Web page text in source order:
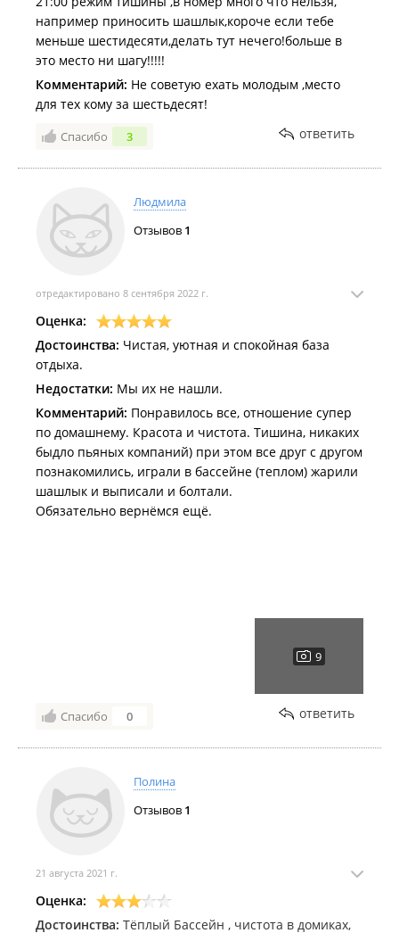
Отзыв от души, жалко что такое красивое место
умирает.
например приносить шашлык,короче если тебе
меньше шестидесяти,делать тут нечего!больше в
это место ни шагу!!!!!
Комментарий: Не советую ехать молодым ,место
для тех кому за шестьдесят!
Спасибо 3 ответить
Людмила
Отзывов 1
отредактировано 8 сентября 2022 г.
Оценка:
Достоинства: Чистая, уютная и спокойная база
отдыха.
Недостатки: Мы их не нашли.
Комментарий: Понравилось все, отношение супер
по домашнему. Красота и чистота. Тишина, никаких
быдло пьяных компаний) при этом все друг с другом
познакомились, играли в бассейне (теплом) жарили
шашлык и выписали и болтали.
Обязательно вернёмся ещё.
Спасибо 0 ответить
Полина
Отзывов 1
21 августа 2021 г.
Оценка:
Достоинства: Тёплый Бассейн , чистота в домиках,